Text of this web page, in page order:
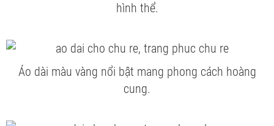
hình thể.
Áo dài màu vàng nổi bật mang phong cách hoàng
cung.